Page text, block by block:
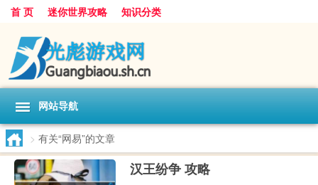
首 页 迷你世界攻略 知识分类
网站导航
> 有关“网易”的文章
汉王纷争 攻略